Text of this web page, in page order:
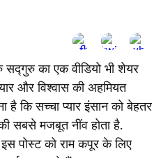
सद्गुरु का एक वीडियो भी शेयर
और विश्वास की अहमियत
कि सच्चा प्यार इंसान को बेहतर
सबसे मजबूत नींव होता है.
इस पोस्ट को राम कपूर के लिए